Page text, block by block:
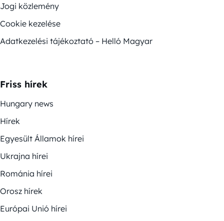
Jogi közlemény
Cookie kezelése
Adatkezelési tájékoztató – Helló Magyar
Friss hírek
Hungary news
Hírek
Egyesült Államok hírei
Ukrajna hírei
Románia hírei
Orosz hírek
Európai Unió hírei